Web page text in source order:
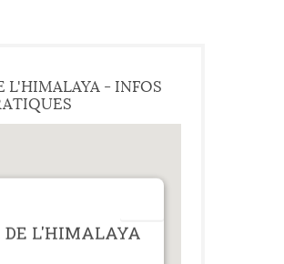
L'HIMALAYA - INFOS
DE L'HIMALAYA